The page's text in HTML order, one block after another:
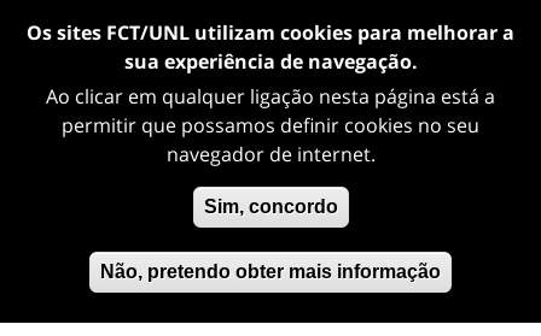
Os sites FCT/UNL utilizam cookies para melhorar a
sua experiência de navegação.
Ao clicar em qualquer ligação nesta página está a
permitir que possamos definir cookies no seu
navegador de internet.
Sim, concordo
Não, pretendo obter mais informação